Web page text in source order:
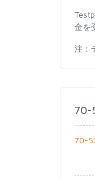
金を
注：
70-
70-